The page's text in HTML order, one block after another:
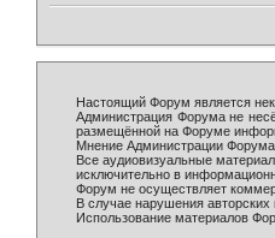
Настоящий Форум является
Администрация Форума не
размещённой на Форуме
Мнение Администрации Форума
Все аудиовизуальные
исключительно в
Форум не осуществляет
В случае нарушения
Использование материалов